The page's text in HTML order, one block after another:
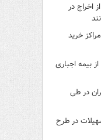
در
خرید
از بیمه اجباری
در طی
در طرح